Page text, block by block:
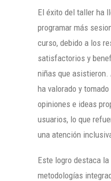
El éxito del taller ha
programar más
curso, debido a los
satisfactorios y
niñas que asistieron.
ha valorado y
opiniones e ideas
usuarios, lo que
una atención
Este logro destaca
metodologías